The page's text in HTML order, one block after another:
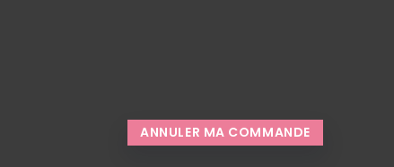
ANNULER MA COMMANDE